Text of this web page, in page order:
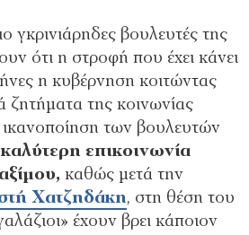
γκρινιάρηδες βουλευτές της
ότι η στροφή που έχει κάνει
η κυβέρνηση κοιτώντας
ζητήματα της κοινωνίας
ικανοποίηση των βουλευτών
καλύτερη επικοινωνία
καθώς μετά την
Χατζηδάκη, στη θέση του
έχουν βρει κάποιον